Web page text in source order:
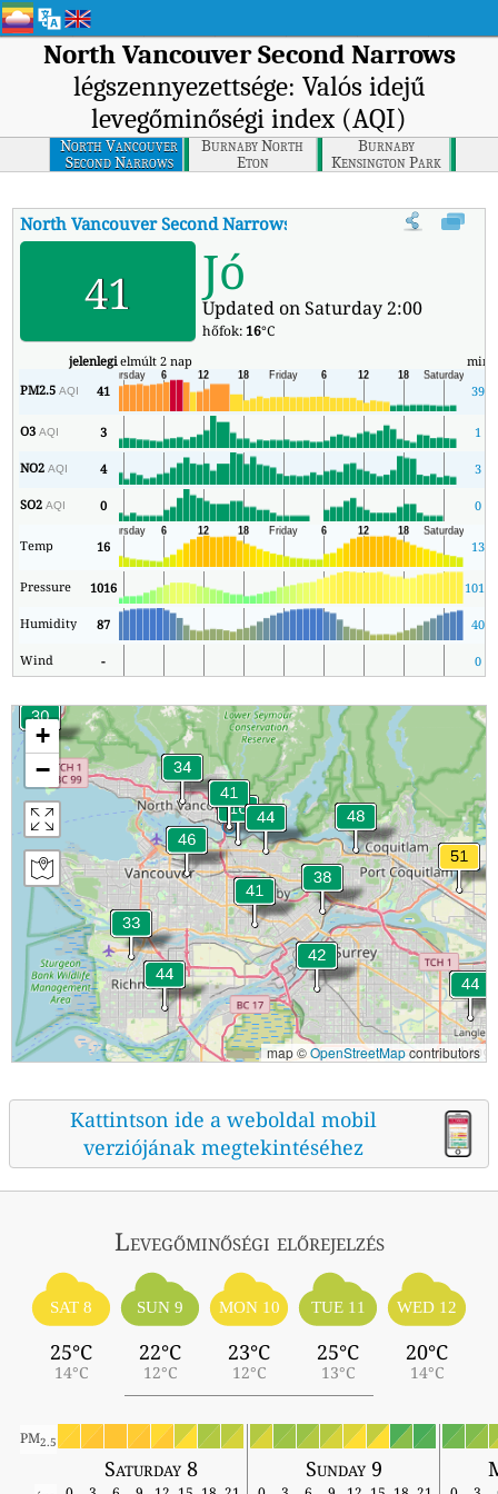
North Vancouver Second Narrows
légszennyezettsége: Valós idejű
levegőminőségi index (AQI)
North Vancouver
Second Narrows
Burnaby North
Eton
Burnaby
Kensington Park
North Vancouver Second Narrows North Vancouver
41 Jó
Updated on Saturday 2:00
hőfok: 16°C
jelenlegielmúlt 2 nap min
PM2.5AQI 41 39
O3AQI 3 1
NO2AQI 4 3
SO2AQI 0 0
Temp 16 13
Pressure 1016 1012
Humidity 87 40
Wind - 0
+
−
map ©OpenStreetMapcontributors
Kattintson ide a weboldal mobil
verziójának megtekintéséhez
Levegőminőségi előrejelzés
SAT 8
25°C
14°C
SUN 9
22°C
12°C
MON 10
23°C
12°C
TUE 11
25°C
13°C
WED 12
20°C
14°C
PM2.5
Saturday 8 Sunday 9